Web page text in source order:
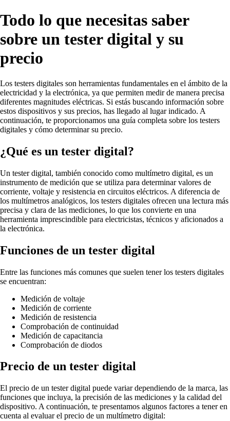
Todo lo que necesitas saber
sobre un tester digital y su
precio
Los testers digitales son herramientas fundamentales en el ámbito de la
electricidad y la electrónica, ya que permiten medir de manera precisa
diferentes magnitudes eléctricas. Si estás buscando información sobre
estos dispositivos y sus precios, has llegado al lugar indicado. A
continuación, te proporcionamos una guía completa sobre los testers
digitales y cómo determinar su precio.
¿Qué es un tester digital?
Un tester digital, también conocido como multímetro digital, es un
instrumento de medición que se utiliza para determinar valores de
corriente, voltaje y resistencia en circuitos eléctricos. A diferencia de
los multímetros analógicos, los testers digitales ofrecen una lectura más
precisa y clara de las mediciones, lo que los convierte en una
herramienta imprescindible para electricistas, técnicos y aficionados a
la electrónica.
Funciones de un tester digital
Entre las funciones más comunes que suelen tener los testers digitales
se encuentran:
Medición de voltaje
Medición de corriente
Medición de resistencia
Comprobación de continuidad
Medición de capacitancia
Comprobación de diodos
Precio de un tester digital
El precio de un tester digital puede variar dependiendo de la marca, las
funciones que incluya, la precisión de las mediciones y la calidad del
dispositivo. A continuación, te presentamos algunos factores a tener en
cuenta al evaluar el precio de un multímetro digital: